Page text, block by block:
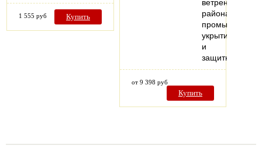
1 555 руб Купить
ветреных
районах,
промышленных
укрытий
и
защитных…
от 9 398 руб
Купить